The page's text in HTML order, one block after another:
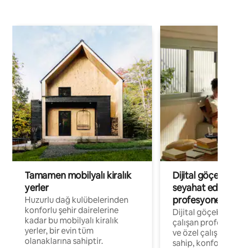
Tamamen mobilyalı kiralık
yerler
Huzurlu dağ kulübelerinden
konforlu şehir dairelerine
kadar bu mobilyalı kiralık
yerler, bir evin tüm
olanaklarına sahiptir.
Dijital
seyahat eden
Dijital
çalışan
ve özel
sahip,